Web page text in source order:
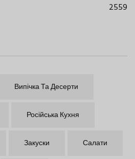
2559
Випічка Та Десерти
Російська Кухня
Закуски Салати